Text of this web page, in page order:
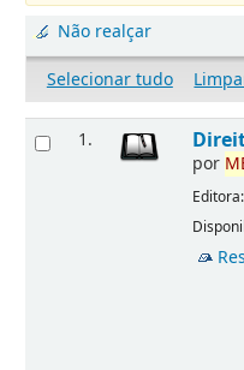
Não realçar
Selecionar tudo
1.
por